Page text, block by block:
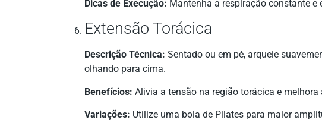
Dicas de Execução: Mantenha a respiração constante e
Extensão Torácica
Descrição Técnica: Sentado ou em pé, arqueie
olhando para cima.
Benefícios: Alivia a tensão na região torácica e melhora
Variações: Utilize uma bola de Pilates para maior